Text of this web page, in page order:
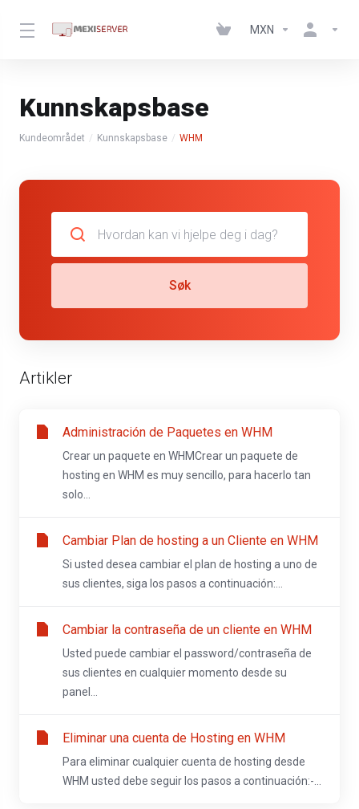
MXN
Kunnskapsbase
Kundeområdet Kunnskapsbase WHM
Søk
Artikler
Administración de Paquetes en WHM
Crear un paquete en WHMCrear un paquete de
hosting en WHM es muy sencillo, para hacerlo tan
solo...
Cambiar Plan de hosting a un Cliente en WHM
Si usted desea cambiar el plan de hosting a uno de
sus clientes, siga los pasos a continuación:...
Cambiar la contraseña de un cliente en WHM
Usted puede cambiar el password/contraseña de
sus clientes en cualquier momento desde su
panel...
Eliminar una cuenta de Hosting en WHM
Para eliminar cualquier cuenta de hosting desde
WHM usted debe seguir los pasos a continuación:-...